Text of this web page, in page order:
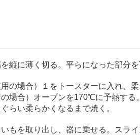
縦に薄く切る。平らになった部分
用の場合）１をトースターに入れ、
の場合）オーブンを170℃に予熱す
らい柔らかくなるまで焼く。
もを取り出し、器に乗せる。スラ